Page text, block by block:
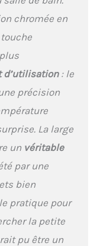
est
douche à
(120 mm),
en fonction
besoins. La
pommeau
main peuvent
à vos
différents
Qualité :
douche
chromée en
d’utilisation: le
précision
La large
un véritable
par une
bien
pratique pour
la petite
pu être un